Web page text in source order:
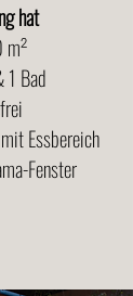
hat
m²
1 Bad
Essbereich
Fenster